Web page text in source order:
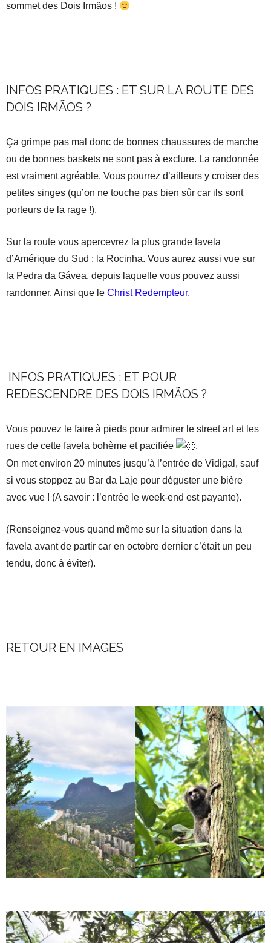
sommet des Dois Irmãos !
INFOS PRATIQUES : ET SUR LA ROUTE DES
DOIS IRMÃOS ?
Ça grimpe pas mal donc de bonnes chaussures de marche
ou de bonnes baskets ne sont pas à exclure. La randonnée
est vraiment agréable. Vous pourrez d’ailleurs y croiser des
petites singes (qu’on ne touche pas bien sûr car ils sont
porteurs de la rage !).
Sur la route vous apercevrez la plus grande favela
d’Amérique du Sud : la Rocinha. Vous aurez aussi vue sur
la Pedra da Gávea, depuis laquelle vous pouvez aussi
randonner. Ainsi que le Christ Redempteur.
INFOS PRATIQUES : ET POUR
REDESCENDRE DES DOIS IRMÃOS ?
Vous pouvez le faire à pieds pour admirer le street art et les
rues de cette favela bohème et pacifiée
.
On met environ 20 minutes jusqu’à l’entrée de Vidigal, sauf
si vous stoppez au Bar da Laje pour déguster une bière
avec vue ! (A savoir : l’entrée le week-end est payante).
(Renseignez-vous quand même sur la situation dans la
favela avant de partir car en octobre dernier c’était un peu
tendu, donc à éviter).
RETOUR EN IMAGES